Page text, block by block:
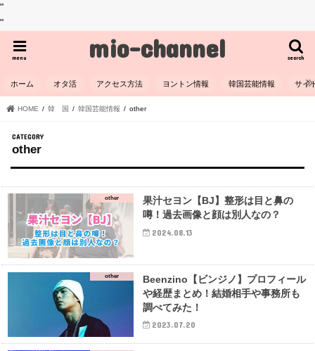
"
"
mio-channel search
menu
ホーム オタ活 アクセス方法 ヨントン情報 韓国芸能情報 サイ
HOME 韓 国 韓国芸能情報 other
other
other
果汁セヨン【BJ】整形は目と鼻の
噂！過去画像と顔は別人なの？
2024.08.13
other
Beenzino【ビンジノ】プロフィール
や経歴まとめ！結婚相手や事務所も
調べてみた！
2023.07.20